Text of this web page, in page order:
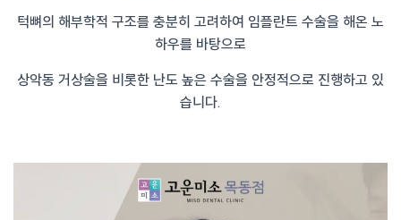
턱뼈의 해부학적 구조를 충분히 고려하여 임플란트 수술을 해온 노
하우를 바탕으로
상악동 거상술을 비롯한 난도 높은 수술을 안정적으로 진행하고 있
습니다.